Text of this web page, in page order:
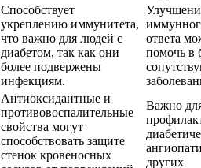
Способствует
укреплению иммунитета,
что важно для людей с
диабетом, так как они
более подвержены
инфекциям.
ответа
помочь в
Антиоксидантные и
противовоспалительные
свойства могут
способствовать защите
стенок кровеносных
Важно
других